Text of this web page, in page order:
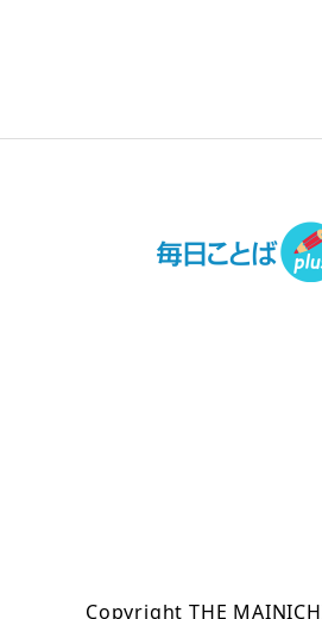
Copyright THE